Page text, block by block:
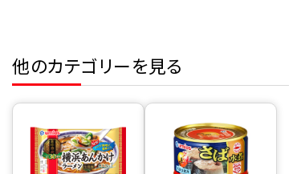
他のカテゴリーを見る